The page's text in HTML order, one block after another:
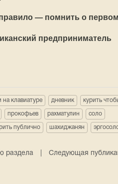
— помнить о
предприниматель
на клавиатуре дневник курить
прокофьев рахматулин соло
публично шахиджанян
раздела Следующая